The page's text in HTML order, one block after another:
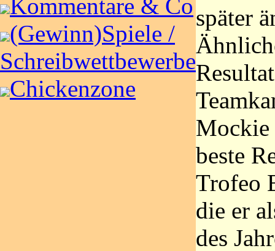
Kommentare & Co
(Gewinn)Spiele /
Schreibwettbewerbe
Chickenzone
später
Mockie
beste
Trofeo
die er
des